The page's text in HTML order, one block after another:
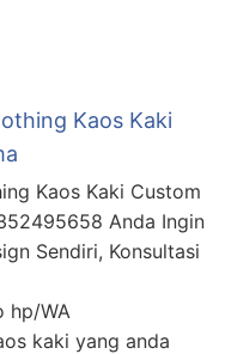
Kaos Kaki
Kaos Kaki Custom
Anda Ingin
Sendiri, Konsultasi
hp/WA
kaki yang anda